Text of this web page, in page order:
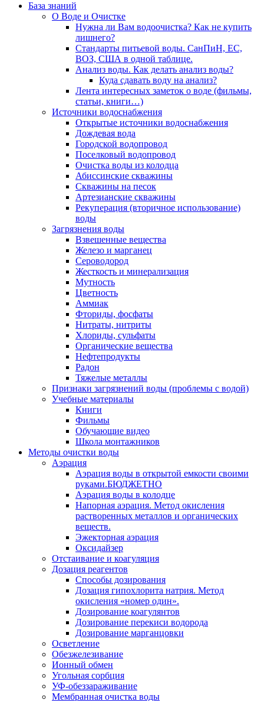
База знаний
О Воде и Очистке
Нужна ли Вам водоочистка? Как не купить
лишнего?
Стандарты питьевой воды. СанПиН, ЕС,
ВОЗ, США в одной таблице.
Анализ воды. Как делать анализ воды?
Куда сдавать воду на анализ?
Лента интересных заметок о воде (фильмы,
статьи, книги…)
Источники водоснабжения
Открытые источники водоснабжения
Дождевая вода
Городской водопровод
Поселковый водопровод
Очистка воды из колодца
Абиссинские скважины
Скважины на песок
Артезианские скважины
Рекуперация (вторичное использование)
воды
Загрязнения воды
Взвешенные вещества
Железо и марганец
Сероводород
Жесткость и минерализация
Мутность
Цветность
Аммиак
Фториды, фосфаты
Нитраты, нитриты
Хлориды, сульфаты
Органические вещества
Нефтепродукты
Радон
Тяжелые металлы
Признаки загрязнений воды (проблемы с водой)
Учебные материалы
Книги
Фильмы
Обучающие видео
Школа монтажников
Методы очистки воды
Аэрация
Аэрация воды в открытой емкости своими
руками.БЮДЖЕТНО
Аэрация воды в колодце
Напорная аэрация. Метод окисления
растворенных металлов и органических
веществ.
Эжекторная аэрация
Оксидайзер
Отстаивание и коагуляция
Дозация реагентов
Способы дозирования
Дозация гипохлорита натрия. Метод
окисления «номер один».
Дозирование коагулянтов
Дозирование перекиси водорода
Дозирование марганцовки
Осветление
Обезжелезивание
Ионный обмен
Угольная сорбция
УФ-обеззараживание
Мембранная очистка воды